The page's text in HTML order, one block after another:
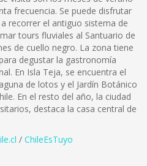
frecuencia. Se puede disfrutar
recorrer el antiguo sistema de
tours fluviales al Santuario de
de cuello negro. La zona tiene
degustar la gastronomía
En Isla Teja, se encuentra el
de lotos y el Jardín Botánico
En el resto del año, la ciudad
destaca la casa central de
/ ChileEsTuyo